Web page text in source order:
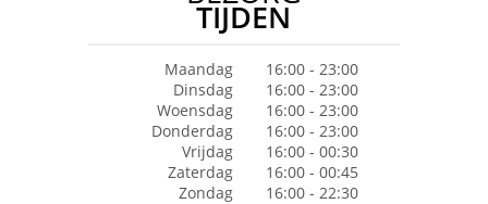
TIJDEN
Maandag
16:00 - 23:00
Dinsdag
16:00 - 23:00
Woensdag
16:00 - 23:00
Donderdag
16:00 - 23:00
Vrijdag
16:00 - 00:30
Zaterdag
16:00 - 00:45
Zondag
16:00 - 22:30